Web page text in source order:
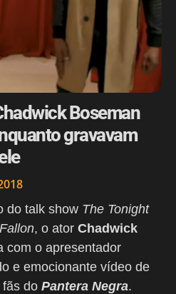
Boseman
gravavam
do talk show The Tonight
, o ator Chadwick
com o apresentador
e emocionante vídeo de
do Pantera Negra.